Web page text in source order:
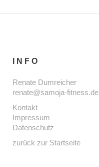
INFO
Renate Dumreicher
renate@samoja-fitness.de
Kontakt
Impressum
Datenschutz
zurück zur Startseite